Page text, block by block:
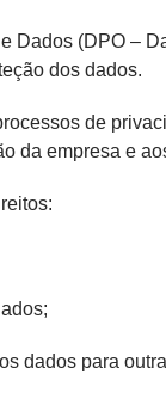
Dados (DPO –
dos dados.
de
da empresa e
dados para